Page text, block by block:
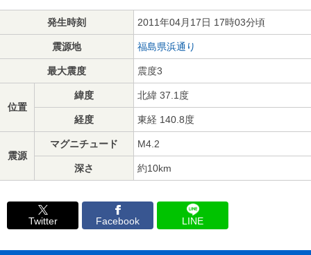
発生時刻 2011年04月17日 17時03分頃
震源地 福島県浜通り
最大震度 震度3
位置
緯度 北緯 37.1度
経度 東経 140.8度
震源
マグニチュード M4.2
深さ 約10km
Twitter Facebook LINE